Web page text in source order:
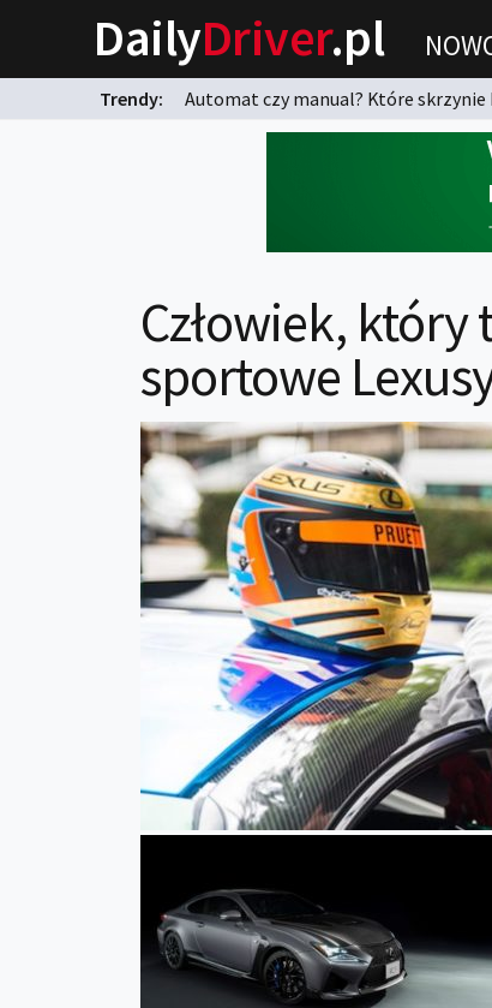
DailyDriver.pl
Trendy: Automat czy manual? Które skrzynie
Człowiek, który
sportowe